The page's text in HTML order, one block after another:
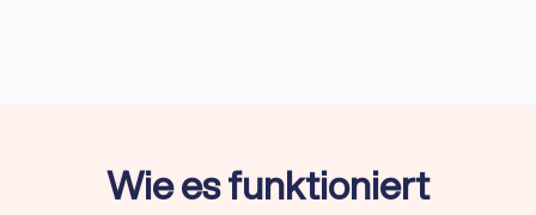
Qualifikation:
Bestellung durch
Steuerberaterkammer ist Pflicht, Fachberater-
Wie es funktioniert